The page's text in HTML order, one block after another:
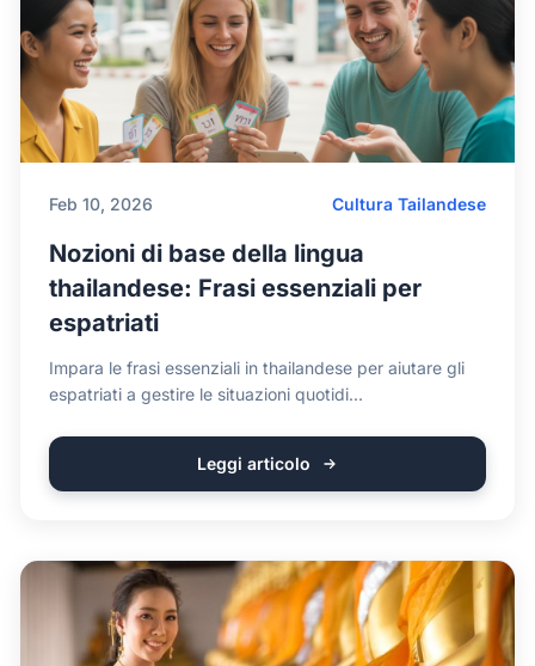
Feb 10, 2026 Cultura Tailandese
Nozioni di base della lingua
thailandese: Frasi essenziali per
espatriati
Impara le frasi essenziali in thailandese per aiutare gli
espatriati a gestire le situazioni quotidi...
Leggi articolo